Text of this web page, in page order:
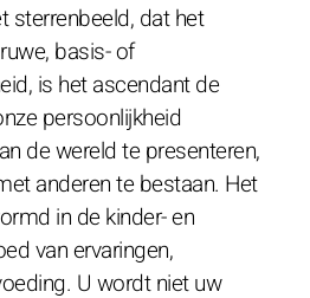
sterrenbeeld, dat het
basis- of
is het ascendant de
persoonlijkheid
de wereld te presenteren,
anderen te bestaan. Het
in de kinder- en
van ervaringen,
U wordt niet uw